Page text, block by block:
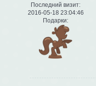
Последний визит:
2016-05-18 23:04:46
Подарки: